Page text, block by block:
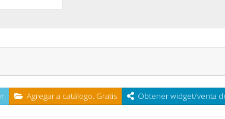
Agregar a catálogo. Gratis Obtener widget/venta